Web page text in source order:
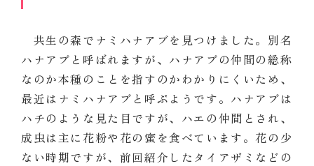
共生の森でナミハナアブを見つけました。別名
ハナアブと呼ばれますが、ハナアブの仲間の総称
なのか本種のことを指すのかわかりにくいため、
最近はナミハナアブと呼ぶようです。ハナアブは
ハチのような見た目ですが、ハエの仲間とされ、
成虫は主に花粉や花の蜜を食べています。花の少
ない時期ですが、前回紹介したタイアザミなどの